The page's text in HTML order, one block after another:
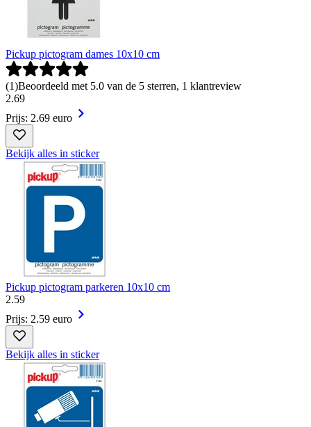
Pickup pictogram dames 10x10 cm
(1)Beoordeeld met 5.0 van de 5 sterren, 1 klantreview
2.69
Prijs: 2.69 euro
Bekijk alles in sticker
Pickup pictogram parkeren 10x10 cm
2.59
Prijs: 2.59 euro
Bekijk alles in sticker